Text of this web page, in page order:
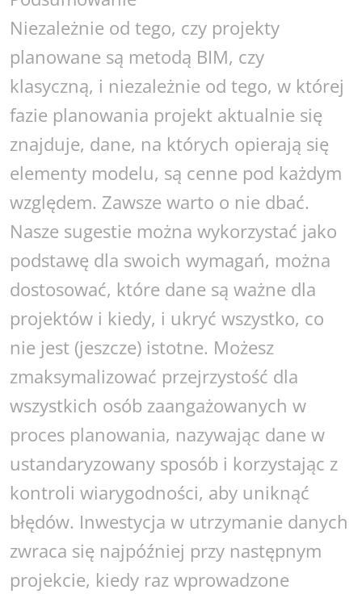
Niezależnie od tego, czy projekty
planowane są metodą BIM, czy
klasyczną, i niezależnie od tego, w której
fazie planowania projekt aktualnie się
znajduje, dane, na których opierają się
elementy modelu, są cenne pod każdym
względem. Zawsze warto o nie dbać.
Nasze sugestie można wykorzystać jako
podstawę dla swoich wymagań, można
dostosować, które dane są ważne dla
projektów i kiedy, i ukryć wszystko, co
nie jest (jeszcze) istotne. Możesz
zmaksymalizować przejrzystość dla
wszystkich osób zaangażowanych w
proces planowania, nazywając dane w
ustandaryzowany sposób i korzystając z
kontroli wiarygodności, aby uniknąć
błędów. Inwestycja w utrzymanie danych
zwraca się najpóźniej przy następnym
projekcie, kiedy raz wprowadzone